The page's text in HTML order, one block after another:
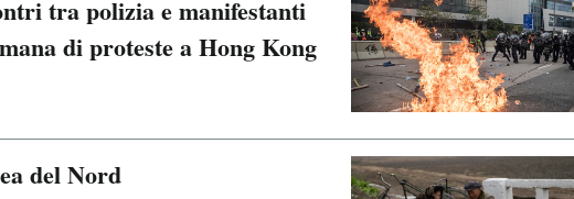
tra polizia e manifestanti
di proteste a Hong Kong
del Nord